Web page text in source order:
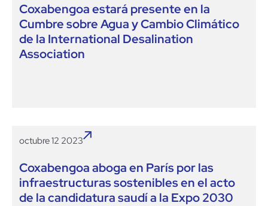
Coxabengoa estará presente en la
Cumbre sobre Agua y Cambio Climático
de la International Desalination
Association
octubre 12 2023
Coxabengoa aboga en París por las
infraestructuras sostenibles en el acto
de la candidatura saudí a la Expo 2030